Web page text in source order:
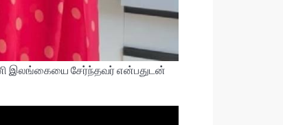
இலங்கையை சேர்ந்தவர் என்பதுடன்